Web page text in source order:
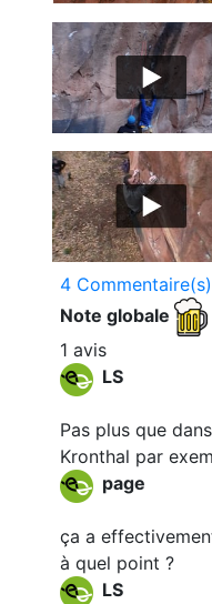
4 Commentaire(s)
Note globale
1 avis
LS
Pas plus que
Kronthal par
page
ça a
à quel point ?
LS